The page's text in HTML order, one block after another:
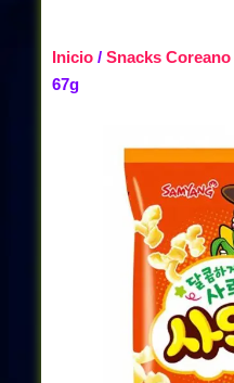
Inicio / Snacks Coreano
67g